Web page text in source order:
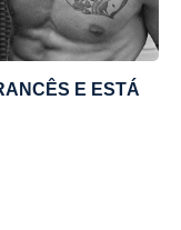
E ESTÁ